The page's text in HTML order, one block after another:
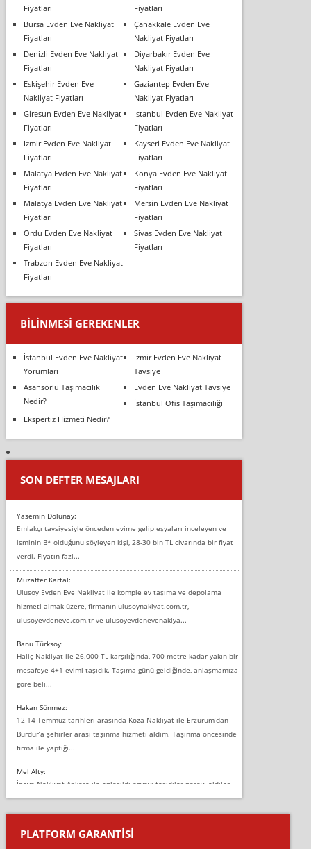
Fiyatları
Fiyatları
Bursa Evden Eve Nakliyat
Fiyatları
Çanakkale Evden Eve
Nakliyat Fiyatları
Denizli Evden Eve Nakliyat
Fiyatları
Diyarbakır Evden Eve
Nakliyat Fiyatları
Eskişehir Evden Eve
Nakliyat Fiyatları
Gaziantep Evden Eve
Nakliyat Fiyatları
Giresun Evden Eve Nakliyat
Fiyatları
İstanbul Evden Eve Nakliyat
Fiyatları
İzmir Evden Eve Nakliyat
Fiyatları
Kayseri Evden Eve Nakliyat
Fiyatları
Malatya Evden Eve Nakliyat
Fiyatları
Konya Evden Eve Nakliyat
Fiyatları
Malatya Evden Eve Nakliyat
Fiyatları
Mersin Evden Eve Nakliyat
Fiyatları
Ordu Evden Eve Nakliyat
Fiyatları
Sivas Evden Eve Nakliyat
Fiyatları
Trabzon Evden Eve Nakliyat
Fiyatları
BILINMESI GEREKENLER
İstanbul Evden Eve Nakliyat
Yorumları
İzmir Evden Eve Nakliyat
Tavsiye
Asansörlü Taşımacılık
Nedir?
Evden Eve Nakliyat Tavsiye
İstanbul Ofis Taşımacılığı
Ekspertiz Hizmeti Nedir?
SON DEFTER MESAJLARI
Yasemin Dolunay:
Emlakçı tavsiyesiyle önceden evime gelip eşyaları inceleyen ve
isminin B* olduğunu söyleyen kişi, 28-30 bin TL civarında bir fiyat
verdi. Fiyatın fazl...
Muzaffer Kartal:
Ulusoy Evden Eve Nakliyat ile komple ev taşıma ve depolama
hizmeti almak üzere, firmanın ulusoynaklyat.com.tr,
ulusoyevdeneve.com.tr ve ulusoyevdenevenaklya...
Banu Türksoy:
Haliç Nakliyat ile 26.000 TL karşılığında, 700 metre kadar yakın bir
mesafeye 4+1 evimi taşıdık. Taşıma günü geldiğinde, anlaşmamıza
göre beli...
Hakan Sönmez:
12-14 Temmuz tarihleri arasında Koza Nakliyat ile Erzurum’dan
Burdur’a şehirler arası taşınma hizmeti aldım. Taşınma öncesinde
firma ile yaptığı...
Mel Alty:
İnova Nakliyat Ankara ile anlaşıldı eşyayı taşıdılar parayı aldılar.
Salon duvarına bir baktım birisi boydan alüminyum renkli bantı
yapıştırm...
Murat:
PLATFORM GARANTİSİ